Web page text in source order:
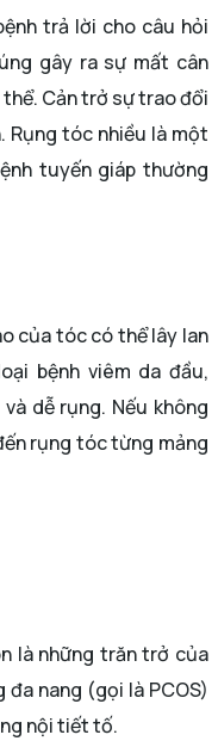
trả lời cho câu hỏi
gây ra sự mất cân
Cản trở sự trao đổi
Rụng tóc nhiều là một
tuyến giáp thường
của tóc có thể lây lan
bệnh viêm da đầu,
dễ rụng. Nếu không
rụng tóc từng mảng
là những trăn trở của
nang (gọi là PCOS)
nội tiết tố.